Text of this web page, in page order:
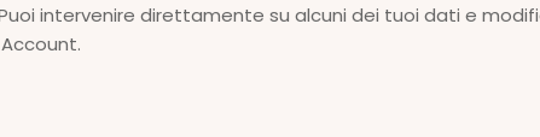
intervenire direttamente su alcuni dei tuoi dati e